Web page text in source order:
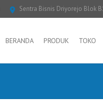
Sentra Bisnis Driyorejo Blok
BERANDA PRODUK TOKO